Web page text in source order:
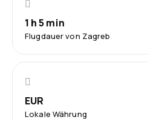
Flugdauer von Zagreb
1 h 5 min
Lokale Währung
EUR